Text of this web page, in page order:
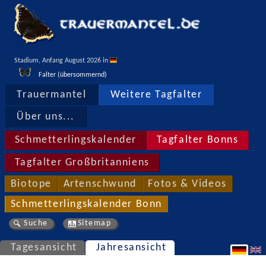
Stadium, Anfang August 2026 in
Falter (übersommernd)
Trauermantel Weitere Tagfalter
Über uns...
Schmetterlingskalender Tagfalter Bonns
Tagfalter Großbritanniens
Biotope Artenschwund Fotos & Videos
Schmetterlingskalender Bonn
Suche Sitemap
Tagesansicht Jahresansicht